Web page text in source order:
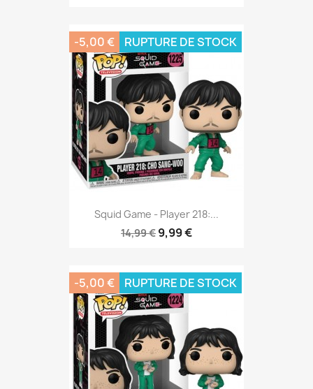
Squid Game - Player 218:...
14,99 € 9,99 €
-5,00 € RUPTURE DE STOCK
-5,00 € RUPTURE DE STOCK